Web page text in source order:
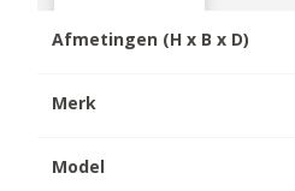
Afmetingen (H x B x D)
Merk
Model